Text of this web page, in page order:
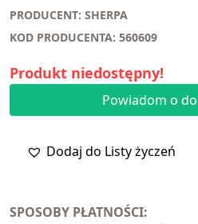
PRODUCENT: SHERPA
KOD PRODUCENTA: 560609
Produkt niedostępny!
Powiadom o
Dodaj do Listy życzeń
SPOSOBY PŁATNOŚCI: